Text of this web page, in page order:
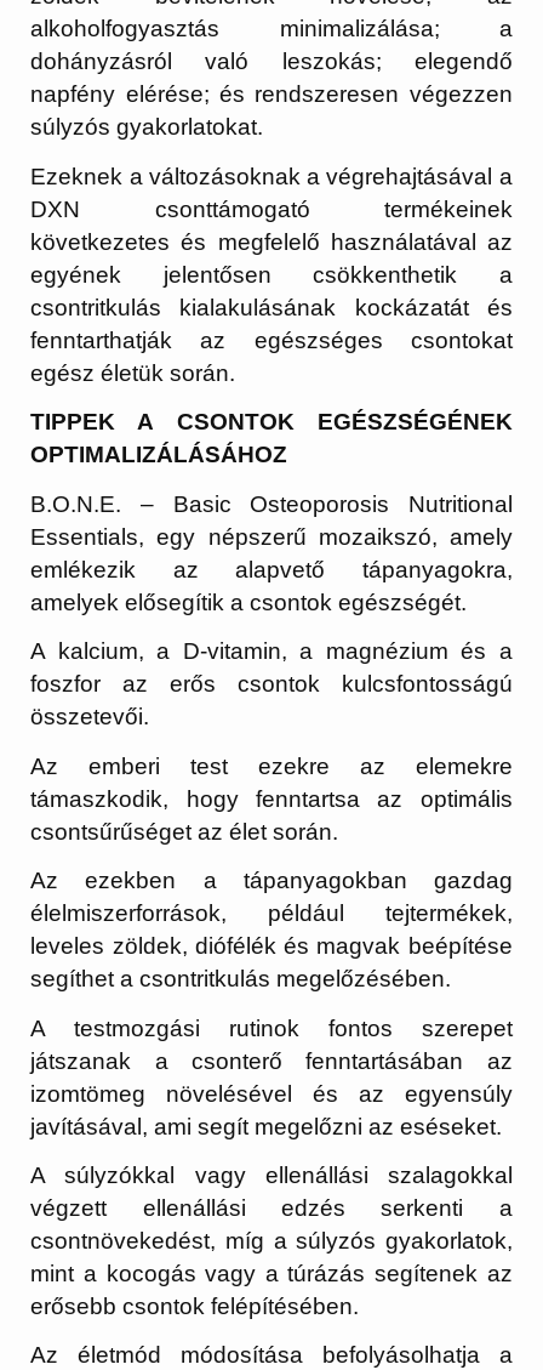
alkoholfogyasztás minimalizálása; a
dohányzásról való leszokás; elegendő
napfény elérése; és rendszeresen végezzen
súlyzós gyakorlatokat.
Ezeknek a változásoknak a végrehajtásával a
DXN csonttámogató termékeinek
következetes és megfelelő használatával az
egyének jelentősen csökkenthetik a
csontritkulás kialakulásának kockázatát és
fenntarthatják az egészséges csontokat
egész életük során.
TIPPEK A CSONTOK EGÉSZSÉGÉNEK
OPTIMALIZÁLÁSÁHOZ
B.O.N.E. – Basic Osteoporosis Nutritional
Essentials, egy népszerű mozaikszó, amely
emlékezik az alapvető tápanyagokra,
amelyek elősegítik a csontok egészségét.
A kalcium, a D-vitamin, a magnézium és a
foszfor az erős csontok kulcsfontosságú
összetevői.
Az emberi test ezekre az elemekre
támaszkodik, hogy fenntartsa az optimális
csontsűrűséget az élet során.
Az ezekben a tápanyagokban gazdag
élelmiszerforrások, például tejtermékek,
leveles zöldek, diófélék és magvak beépítése
segíthet a csontritkulás megelőzésében.
A testmozgási rutinok fontos szerepet
játszanak a csonterő fenntartásában az
izomtömeg növelésével és az egyensúly
javításával, ami segít megelőzni az eséseket.
A súlyzókkal vagy ellenállási szalagokkal
végzett ellenállási edzés serkenti a
csontnövekedést, míg a súlyzós gyakorlatok,
mint a kocogás vagy a túrázás segítenek az
erősebb csontok felépítésében.
Az életmód módosítása befolyásolhatja a